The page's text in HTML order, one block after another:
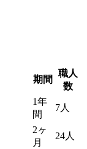
期間
職人
数
1年
間
7人
2ヶ
月
24人